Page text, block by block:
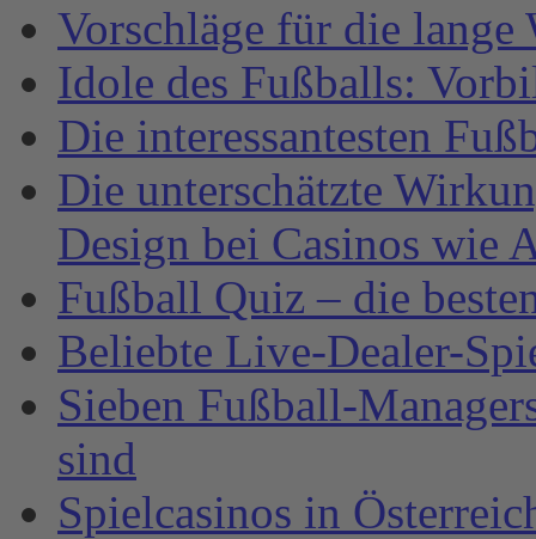
Vorschläge für die lange
Idole des Fußballs:
Die interessantesten
Die unterschätzte
Design bei Casinos wie
Fußball Quiz – die
Beliebte Live-Dealer-
Sieben Fußball-
sind
Spielcasinos in